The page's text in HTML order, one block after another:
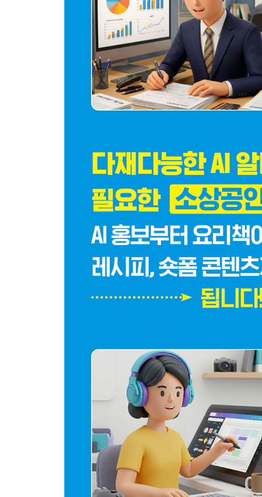
알아두기·프롬프트 레이어링이란?
04 챗GPT로 일상 사진을 증명 사진으로 만들려면?
측면 얼굴을 정면 얼굴로 바꾸기
이미지 비율 변경하기
증명 사진 만들기
알아두기·챗GPT에서 완벽하게 인물 동일성 유지
일러스트 로고 생성하기
로고가 적용된 패키지 이미지 만들기
알아두기·AI 이미지 생성 결과물의 포맷 차이 이해
06 인물을 유지하면서 포즈와 의상을 교체하려면?
인물 포즈 변경하기
원본에 있는 텍스트 변경하기
08 여러 장의 이미지를 한 장의 사진으로 합성하려
4장의 이미지를 한번에 합성하기
09 동일한 인물의 나이든 모습 생성하기
동일한 인물을 나이든 모습으로 변경하기
같이 촬영한 인물 사진 연출하기
10 서로 다른 인물을 같이 합성하기
다른 공간의 인물 합성하기